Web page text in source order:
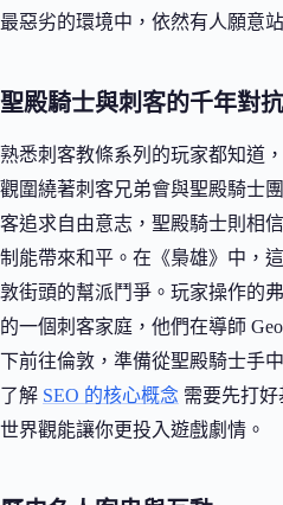
最惡劣的環境中，依然有人願意
聖殿騎士與刺客的千年對抗
熟悉刺客教條系列的玩家都知道
觀圍繞著刺客兄弟會與聖殿騎士
客追求自由意志，聖殿騎士則相
制能帶來和平。在《梟雄》中，
敦街頭的幫派鬥爭。玩家操作的
的一個刺客家庭，他們在導師
下前往倫敦，準備從聖殿騎士手
了解 SEO 的核心概念 需要先打
世界觀能讓你更投入遊戲劇情。